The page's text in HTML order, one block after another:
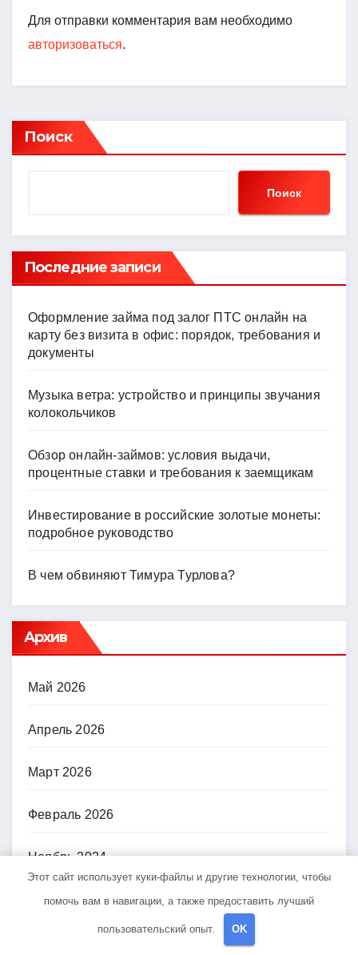
Для отправки комментария вам необходимо
авторизоваться.
Поиск
Поиск
Последние записи
Оформление займа под залог ПТС онлайн на
карту без визита в офис: порядок, требования и
документы
Музыка ветра: устройство и принципы звучания
колокольчиков
Обзор онлайн-займов: условия выдачи,
процентные ставки и требования к заемщикам
Инвестирование в российские золотые монеты:
подробное руководство
В чем обвиняют Тимура Турлова?
Архив
Май 2026
Апрель 2026
Март 2026
Февраль 2026
Ноябрь 2024
Октябрь 2024
Этот сайт использует куки-файлы и другие технологии, чтобы
помочь вам в навигации, а также предоставить лучший
пользовательский опыт. OK